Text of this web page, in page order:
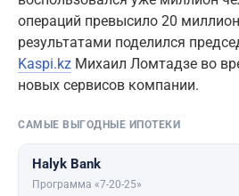
операций превысило 20
результатами поделился
Kaspi.kz Михаил Ломтадзе во
новых сервисов компании.
САМЫЕ ВЫГОДНЫЕ ИПОТЕКИ
Halyk Bank
Программа «7-20-25»